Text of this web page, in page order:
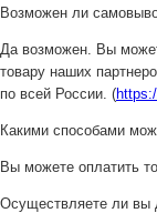
Возможен ли
Да возможен. Вы
товару наших
по всей России. (
Какими способами
Вы можете оплатить
Осуществляете ли вы